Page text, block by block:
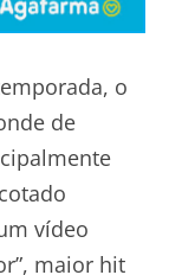
o
de
vídeo
maior hit